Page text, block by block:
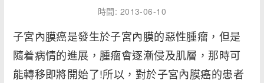
綜合
時間: 2013-06-10
子宮內膜癌是發生於子宮內膜的惡性腫瘤，但是
隨着病情的進展，腫瘤會逐漸侵及肌層，那時可
能轉移即將開始了!所以，對於子宮內膜癌的患者